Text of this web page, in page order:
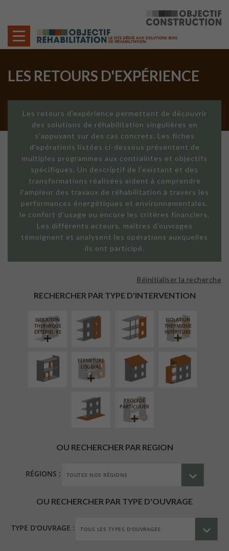
LES RETOURS D'EXPÉRIENCE
Les retours d'expérience permettent de découvrir
des solutions de réhabilitation singulières en
s'appuyant sur des cas concrets. Les fiches
d'opérations listées ci-dessous présentent de
multiples programmes aux contraintes et objectifs
spécifiques. Un descriptif de l'existant et des
transformations réalisées aident à comprendre
l'ampleur des travaux de réhabilitation à travers les
performances énergétiques et environnementales,
le confort d'usage ou encore les critères financiers.
Les différents acteurs, maîtres d'ouvrages
témoignent et analysent les opérations auxquelles
ils ont participé.
RECHERCHER PAR TYPE D'INTERVENTION
Réinitialiser la recherche
ISOLATION
THERMIQUE
EXTÉRIEURE
FAÇADE SUR
LINÉAIRE
ISOLATION
THERMIQUE
INTÉRIEURE
RÉAMÉNAGEMENT
INTÉRIEUR
FERMETURE
LOGGIAS
RÉFECTION DES
TOITURES
SURÉLÉVATION
EXTENSION
AMÉNAGEMENT
EXTÉRIEUR
PROCÉDÉ
PARTICULIER
OU RECHERCHER PAR REGION
RÉGIONS :
OU RECHERCHER PAR TYPE D'OUVRAGE
TYPE D'OUVRAGE :